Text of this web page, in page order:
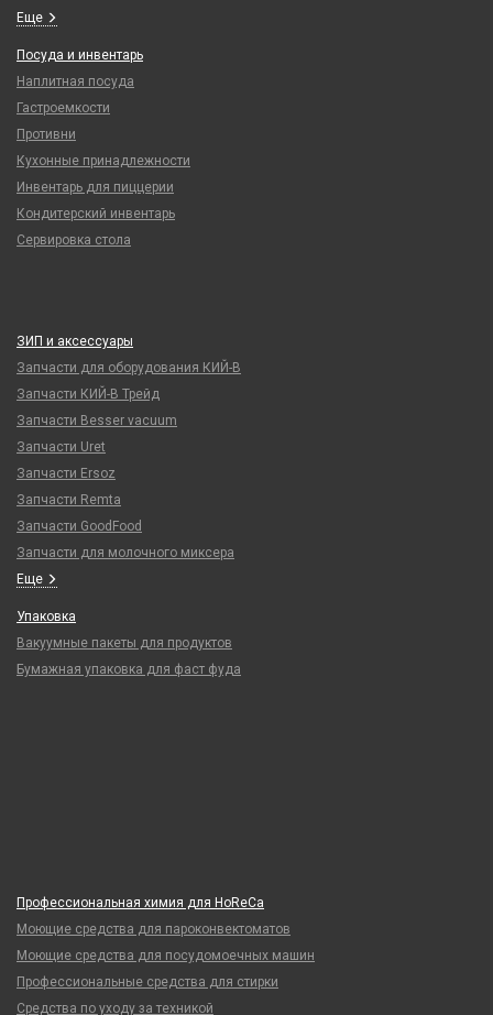
Еще
Посуда и инвентарь
Наплитная посуда
Гастроемкости
Противни
Кухонные принадлежности
Инвентарь для пиццерии
Кондитерский инвентарь
Сервировка стола
ЗИП и аксессуары
Запчасти для оборудования КИЙ-В
Запчасти КИЙ-В Трейд
Запчасти Besser vacuum
Запчасти Uret
Запчасти Ersoz
Запчасти Remta
Запчасти GoodFood
Запчасти для молочного миксера
Еще
Упаковка
Вакуумные пакеты для продуктов
Бумажная упаковка для фаст фуда
Профессиональная химия для HoReCa
Моющие средства для пароконвектоматов
Моющие средства для посудомоечных машин
Профессиональные средства для стирки
Средства по уходу за техникой